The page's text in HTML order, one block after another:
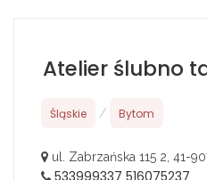
Atelier ślubno
Śląskie / Bytom
ul. Zabrzańska 115 2, 41-
533999337 516075237